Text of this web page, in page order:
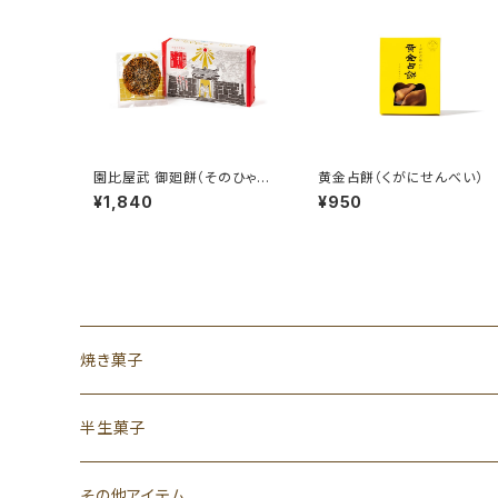
園比屋武 御廻餅（そのひゃん・
うまーいぺい）
¥1,840
黄金占餅（くがにせんべい）
¥950
焼き菓子
半生菓子